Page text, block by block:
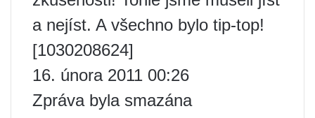
a nejíst. A všechno bylo tip-top!
[1030208624]
16. února 2011 00:26
Zpráva byla smazána